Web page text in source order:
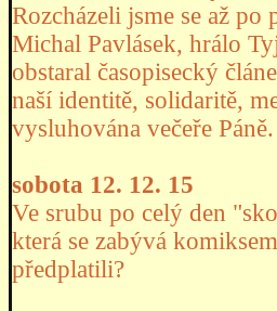
Rozcházeli jsme se až
Michal Pavlásek, hrálo
obstaral časopisecký
naší identitě, solidaritě,
vysluhována večeře Páně.
sobota 12. 12. 15
Ve srubu po celý den
která se zabývá
předplatili?